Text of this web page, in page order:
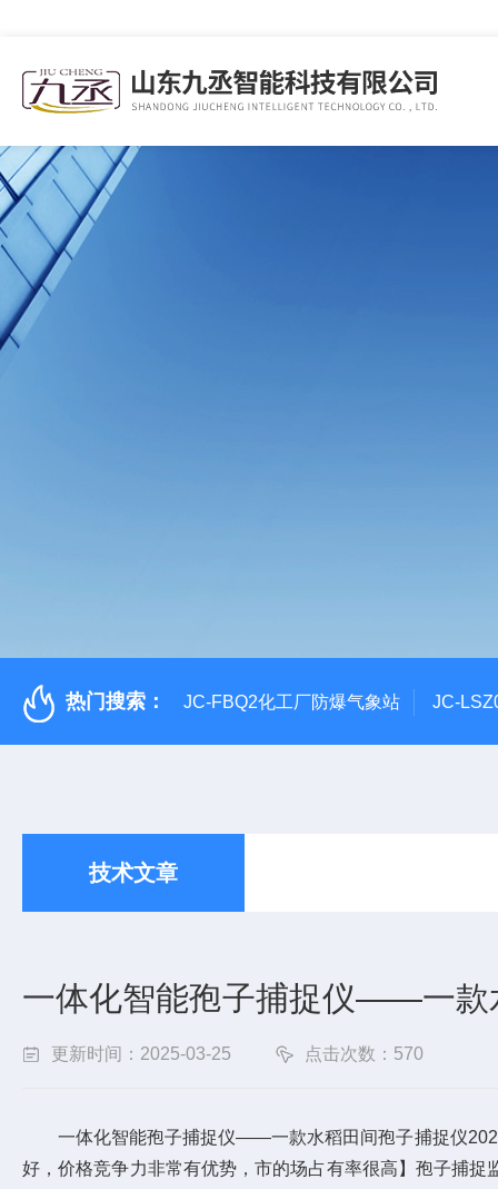
热门搜索： JC-FBQ2化工厂防爆气象站 JC-
技术文章
一体化智能孢子捕捉仪——一款
更新时间：2025-03-25 点击次数：570
一体化智能孢子捕捉仪——一款水稻田间孢子捕捉仪2025
好，价格竞争力非常有优势，市的场占有率很高】孢子捕